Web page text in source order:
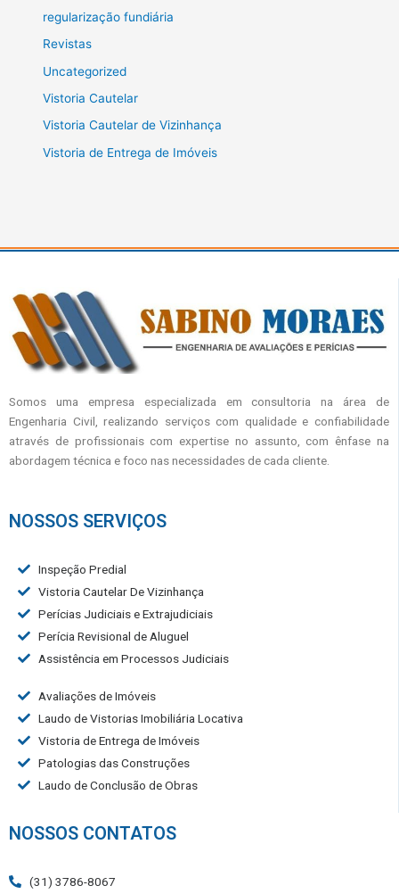
regularização fundiária
Revistas
Uncategorized
Vistoria Cautelar
Vistoria Cautelar de Vizinhança
Vistoria de Entrega de Imóveis
Somos uma empresa especializada em consultoria na área de
Engenharia Civil, realizando serviços com qualidade e confiabilidade
através de profissionais com expertise no assunto, com ênfase na
abordagem técnica e foco nas necessidades de cada cliente.
NOSSOS SERVIÇOS
Inspeção Predial
Vistoria Cautelar De Vizinhança
Perícias Judiciais e Extrajudiciais
Perícia Revisional de Aluguel
Assistência em Processos Judiciais
Avaliações de Imóveis
Laudo de Vistorias Imobiliária Locativa
Vistoria de Entrega de Imóveis
Patologias das Construções
Laudo de Conclusão de Obras
NOSSOS CONTATOS
(31) 3786-8067